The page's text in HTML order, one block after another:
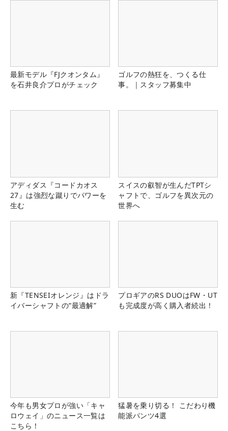
最新モデル『FJクオンタム』
を石井良介プロがチェック
ゴルフの熱狂を、つくる仕
事。｜スタッフ募集中
アディダス『コードカオス
27』は強烈な蹴りでパワーを
生む
スイスの叡智が生んだTPTシ
ャフトで、ゴルフを異次元の
世界へ
新『TENSEIオレンジ』はドラ
イバーシャフトの“最適解”
プロギアのRS DUOはFW・UT
も完成度が高く購入者続出！
今年も男女プロが強い「キャ
ロウェイ」のニュース一覧は
こちら！
猛暑を乗り切る！ こだわり機
能派パンツ4選